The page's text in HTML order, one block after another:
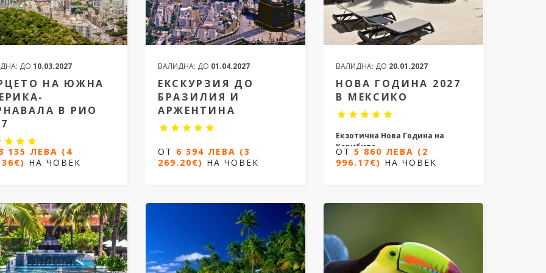
ДО 10.03.2027
НА ЮЖНА
В РИО
до Бразилия и
от 06.02.2027 до 18.02.2027
8 135 ЛЕВА (4
НА ЧОВЕК
135 ЛЕВА (4
НА ЧОВЕК
ВАЛИДНА: ДО 01.04.2027
ЕКСКУРЗИЯ ДО
БРАЗИЛИЯ И
АРЖЕНТИНА
Невероятно пътешествие
6 394 ЛЕВА (3
НА ЧОВЕК
ОТ 6 394 ЛЕВА (3
269.20€) НА ЧОВЕК
ВАЛИДНА: ДО 20.01.2027
НОВА ГОДИНА 2027
В МЕКСИКО
Екзотична Нова Година на
Карибите
11 дни/8 нощувки
ОТ5 860 ЛЕВА (2
996.17€) НА ЧОВЕК